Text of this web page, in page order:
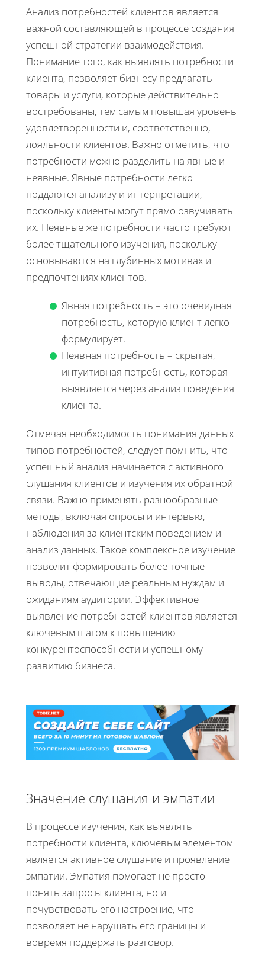
Анализ потребностей клиентов является
важной составляющей в процессе создания
успешной стратегии взаимодействия.
Понимание того, как выявлять потребности
клиента, позволяет бизнесу предлагать
товары и услуги, которые действительно
востребованы, тем самым повышая уровень
удовлетворенности и, соответственно,
лояльности клиентов. Важно отметить, что
потребности можно разделить на явные и
неявные. Явные потребности легко
поддаются анализу и интерпретации,
поскольку клиенты могут прямо озвучивать
их. Неявные же потребности часто требуют
более тщательного изучения, поскольку
основываются на глубинных мотивах и
предпочтениях клиентов.
Явная потребность – это очевидная
потребность, которую клиент легко
формулирует.
Неявная потребность – скрытая,
интуитивная потребность, которая
выявляется через анализ поведения
клиента.
Отмечая необходимость понимания данных
типов потребностей, следует помнить, что
успешный анализ начинается с активного
слушания клиентов и изучения их обратной
связи. Важно применять разнообразные
методы, включая опросы и интервью,
наблюдения за клиентским поведением и
анализ данных. Такое комплексное изучение
позволит формировать более точные
выводы, отвечающие реальным нуждам и
ожиданиям аудитории. Эффективное
выявление потребностей клиентов является
ключевым шагом к повышению
конкурентоспособности и успешному
развитию бизнеса.
Значение слушания и эмпатии
В процессе изучения, как выявлять
потребности клиента, ключевым элементом
является активное слушание и проявление
эмпатии. Эмпатия помогает не просто
понять запросы клиента, но и
почувствовать его настроение, что
позволяет не нарушать его границы и
вовремя поддержать разговор.